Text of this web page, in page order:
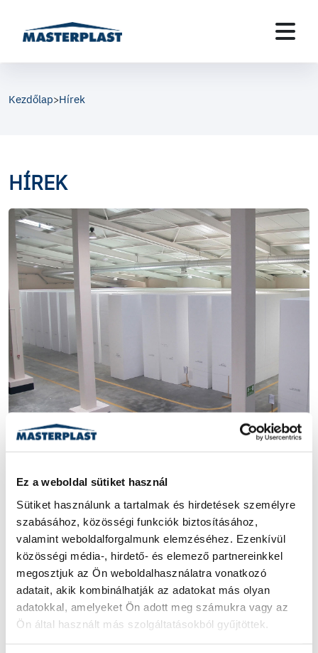
Ez a weboldal sütiket használ
Sütiket használunk a tartalmak és hirdetések személyre
szabásához, közösségi funkciók biztosításához,
valamint weboldalforgalmunk elemzéséhez. Ezenkívül
közösségi média-, hirdető- és elemező partnereinkkel
megosztjuk az Ön weboldalhasználatra vonatkozó
adatait, akik kombinálhatják az adatokat más olyan
adatokkal, amelyeket Ön adott meg számukra vagy az
Ön által használt más szolgáltatásokból gyűjtöttek.
Kezdőlap>Hírek
HÍREK
MASTERPLAST T-CELL
Polisztirolgyártó cégben
szerzett tulajdonrészt a
Masterplast
A részesedés vásárlással szakmai befektetőként erősíti
pozícióját a Masterplast a magyar szigetelőanyag piacon.
2019. JÚNIUS 4. 1 PERC
ELOLVASOM